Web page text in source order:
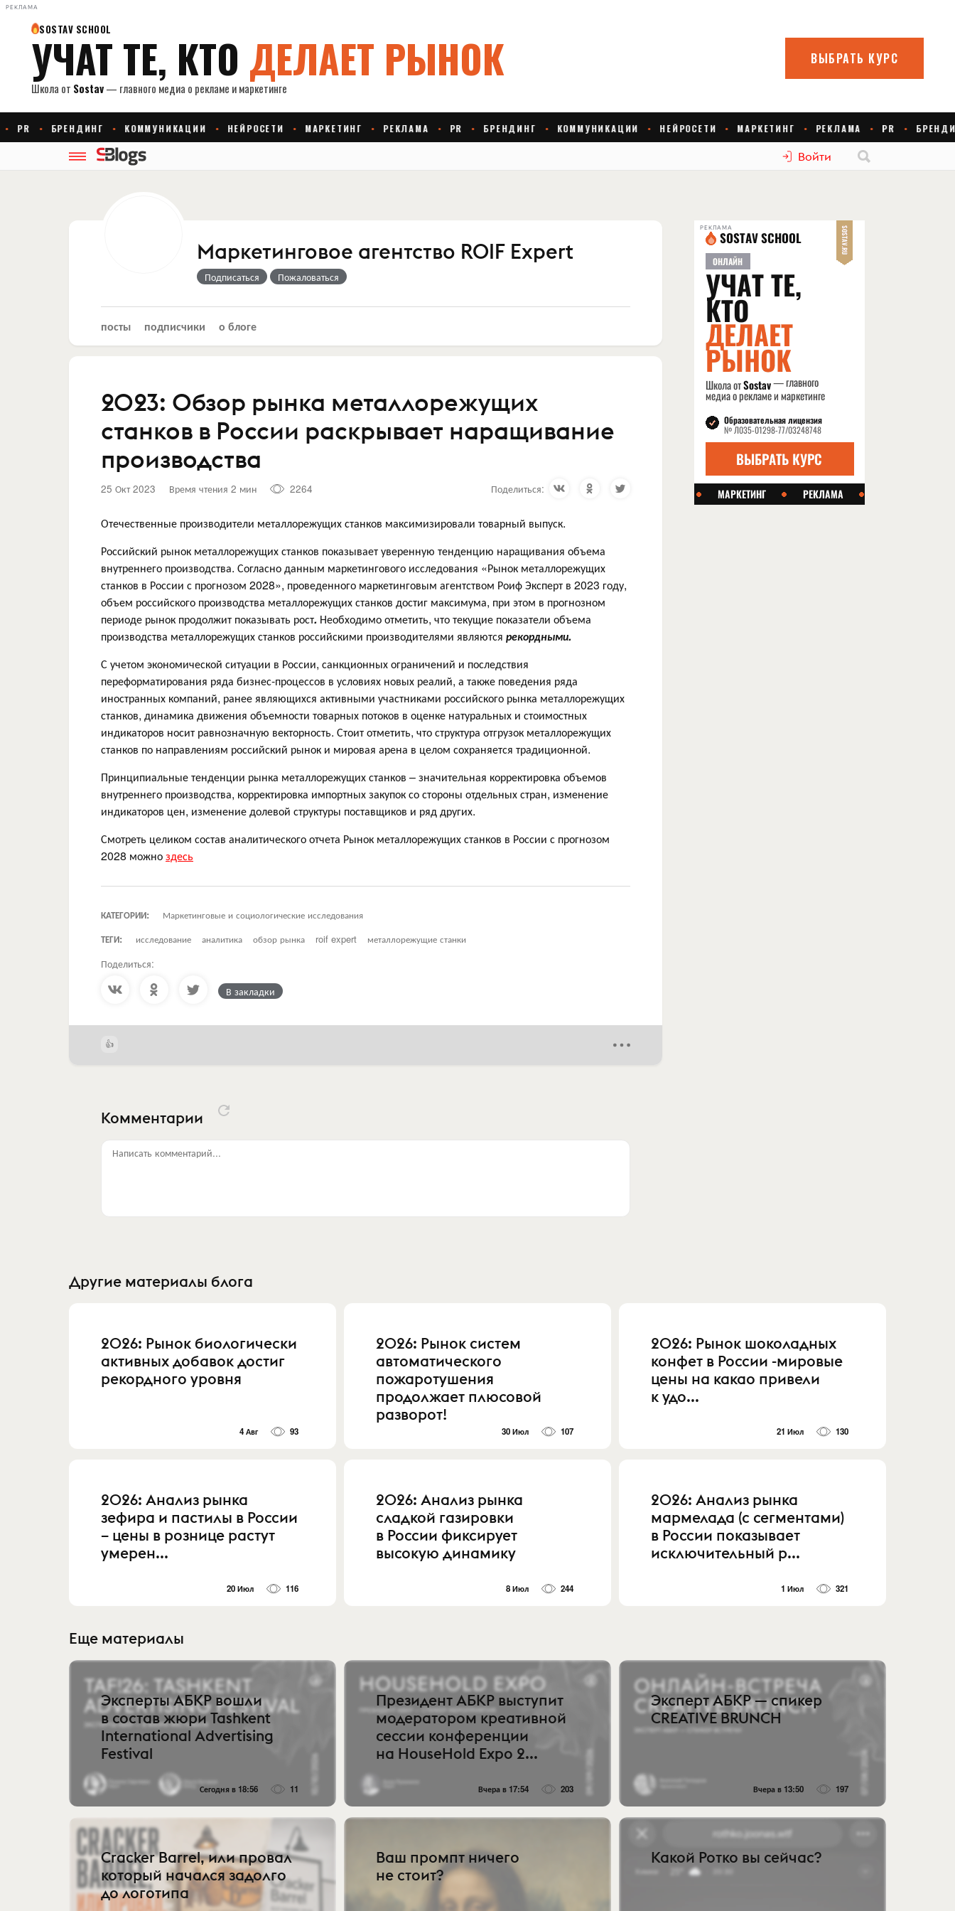
РЕКЛАМА
Войти
Маркетинговое агентство ROIF Expert
Подписаться Пожаловаться
посты подписчики о блоге
2023: Обзор рынка металлорежущих
станков в России раскрывает наращивание
производства
25 Окт 2023 Время чтения 2 мин 2264 Поделиться:
Отечественные производители металлорежущих станков максимизировали товарный выпуск.
Российский рынок металлорежущих станков показывает уверенную тенденцию наращивания объема
внутреннего производства. Согласно данным маркетингового исследования «Рынок металлорежущих
станков в России с прогнозом 2028», проведенного маркетинговым агентством Роиф Эксперт в 2023 году,
объем российского производства металлорежущих станков достиг максимума, при этом в прогнозном
периоде рынок продолжит показывать рост. Необходимо отметить, что текущие показатели объема
производства металлорежущих станков российскими производителями являются рекордными.
С учетом экономической ситуации в России, санкционных ограничений и последствия
переформатирования ряда бизнес-процессов в условиях новых реалий, а также поведения ряда
иностранных компаний, ранее являющихся активными участниками российского рынка металлорежущих
станков, динамика движения объемности товарных потоков в оценке натуральных и стоимостных
индикаторов носит равнозначную векторность. Стоит отметить, что структура отгрузок металлорежущих
станков по направлениям российский рынок и мировая арена в целом сохраняется традиционной.
Принципиальные тенденции рынка металлорежущих станков – значительная корректировка объемов
внутреннего производства, корректировка импортных закупок со стороны отдельных стран, изменение
индикаторов цен, изменение долевой структуры поставщиков и ряд других.
Смотреть целиком состав аналитического отчета Рынок металлорежущих станков в России с прогнозом
2028 можноздесь
КАТЕГОРИИ:
Маркетинговые и социологические исследования
ТЕГИ:
исследование аналитика обзор рынка roif expert металлорежущие станки
Поделиться:
В закладки
Комментарии
Написать комментарий...
РЕКЛАМА
Другие материалы блога
2026: Рынок биологически
активных добавок достиг
рекордного уровня
4 Авг 93
2026: Рынок систем
автоматического
пожаротушения
продолжает плюсовой
разворот!
30 Июл 107
2026: Рынок шоколадных
конфет в России -мировые
цены на какао привели
к удо...
21 Июл 130
2026: Анализ рынка
зефира и пастилы в России
– цены в рознице растут
умерен...
20 Июл 116
2026: Анализ рынка
сладкой газировки
в России фиксирует
высокую динамику
8 Июл 244
2026: Анализ рынка
мармелада (с сегментами)
в России показывает
исключительный р...
1 Июл 321
Еще материалы
Эксперты АБКР вошли
в состав жюри Tashkent
International Advertising
Festival
Сегодня в 18:56 11
Президент АБКР выступит
модератором креативной
сессии конференции
на HouseHold Expo 2...
Вчера в 17:54 203
Эксперт АБКР — спикер
CREATIVE BRUNCH
Вчера в 13:50 197
Cracker Barrel, или провал
который начался задолго
до логотипа
Ваш промпт ничего
не стоит?
Какой Ротко вы сейчас?